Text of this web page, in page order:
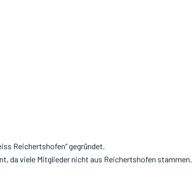
Reichertshofen“ gegründet.
da viele Mitglieder nicht aus Reichertshofen stammen.